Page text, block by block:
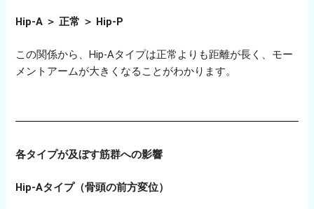
Hip-A ＞ 正常 ＞ Hip-P
この関係から、Hip-Aタイプは正常よりも距離が長く、モー
メントアームが大きくなることがわかります。
各タイプが及ぼす筋群への影響
Hip-Aタイプ（骨頭の前方変位）